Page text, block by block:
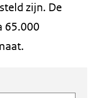
zijn. De
65.000